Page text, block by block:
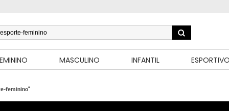
MASCULINO INFANTIL
feminino"